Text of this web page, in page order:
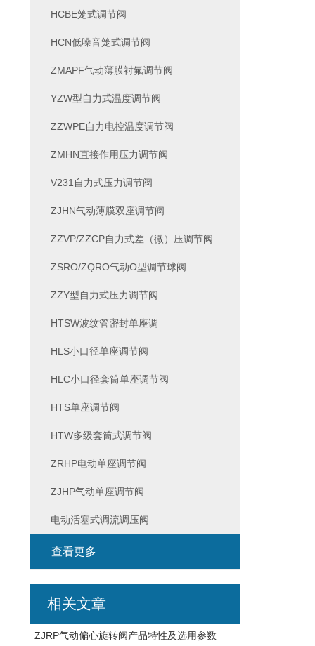
HCBE笼式调节阀
HCN低噪音笼式调节阀
ZMAPF气动薄膜衬氟调节阀
YZW型自力式温度调节阀
ZZWPE自力电控温度调节阀
ZMHN直接作用压力调节阀
V231自力式压力调节阀
ZJHN气动薄膜双座调节阀
ZZVP/ZZCP自力式差（微）压调节阀
ZSRO/ZQRO气动O型调节球阀
ZZY型自力式压力调节阀
HTSW波纹管密封单座调
HLS小口径单座调节阀
HLC小口径套筒单座调节阀
HTS单座调节阀
HTW多级套筒式调节阀
ZRHP电动单座调节阀
ZJHP气动单座调节阀
电动活塞式调流调压阀
查看更多
相关文章
ZJRP气动偏心旋转阀产品特性及选用参数